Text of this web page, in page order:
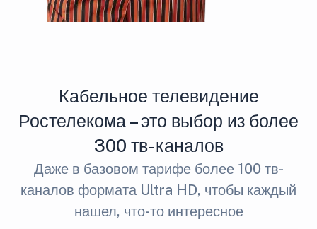
Кабельное телевидение
Ростелекома – это выбор из более
300 тв-каналов
Даже в базовом тарифе более 100 тв-
каналов формата Ultra HD, чтобы каждый
нашел, что-то интересное